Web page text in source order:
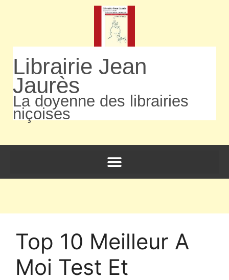
Librairie Jean
Jaurès
La doyenne des librairies
niçoises
Top 10 Meilleur A
Moi Test Et